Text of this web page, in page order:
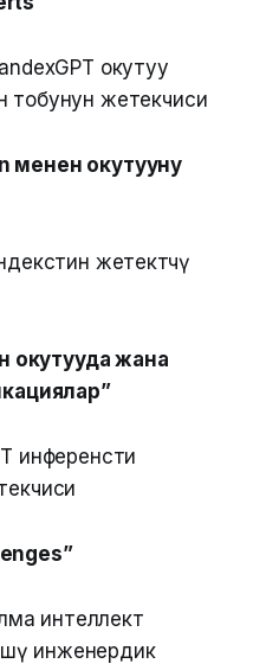
окутуу
тобунун жетекчиси
менен окутууну
жетектөөчү
окутууда жана
инференсти
интеллект
инженердик